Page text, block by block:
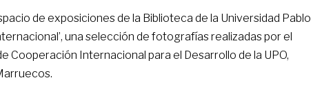
de exposiciones de la Biblioteca de la Universidad Pablo
una selección de fotografías realizadas por el
Cooperación Internacional para el Desarrollo de la UPO,